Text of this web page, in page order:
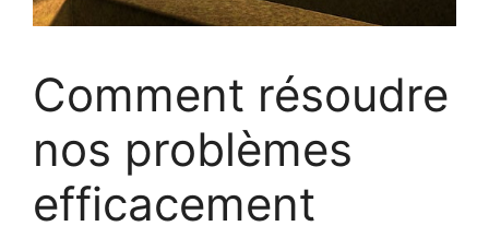
Comment résoudre
nos problèmes
efficacement